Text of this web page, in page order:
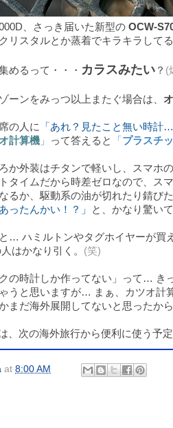
、さっき届いた新型の OCW-
リスタルとか蒸着でキラキラして
めるって・・・ カラスみたい ？ (
ーンをみっつ以上またぐ場合は、
の人に 「あれ？見たこと無い時計
計算機 」 って答えると 「プラスチ
か外装はチタンで軽いし、スマホ
タイムだから時差ゼロなので、ス
るか、駆動系の油が切れたり錆び
ったんかい！？」 と、かなり驚い
… ハミルトンやタグホイヤーが買
はかなり引く。 (笑)
の時計しか作ってない」って… き
うと思いますが… まぁ、カツオ計
まだ海外展開してないと思ったか
、次の海外旅行から便利に使う予定
at 8:00 AM